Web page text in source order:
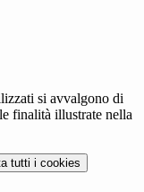
si avvalgono di
finalità illustrate nella
tutti i cookies